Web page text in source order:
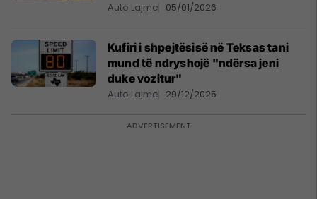
Auto Lajme 05/01/2026
Kufiri i shpejtësisë në Teksas tani
mund të ndryshojë "ndërsa jeni
duke vozitur"
Auto Lajme 29/12/2025